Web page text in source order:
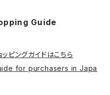
Guide
ピングガイドはこちら
for purchasers in Japa